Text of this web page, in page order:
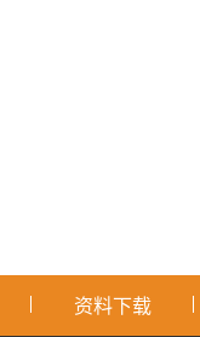
资料下载